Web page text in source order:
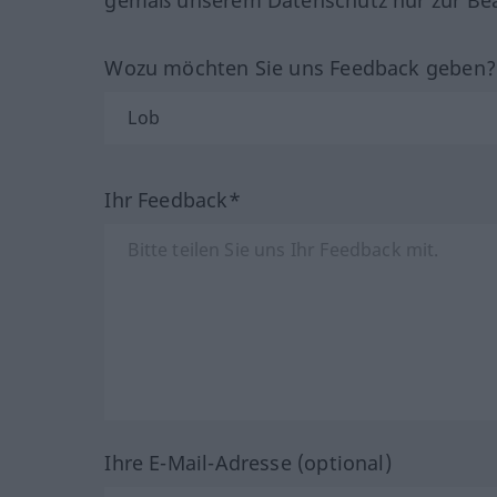
Wozu möchten Sie uns Feedback
Ihr Feedback*
Ihre E-Mail-Adresse (optional)